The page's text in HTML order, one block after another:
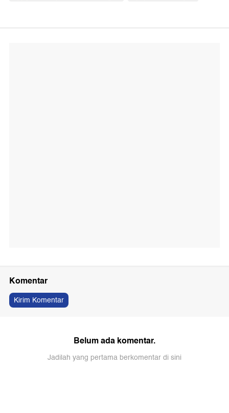
Komentar
Kirim Komentar
Belum ada komentar.
Jadilah yang pertama berkomentar di sini